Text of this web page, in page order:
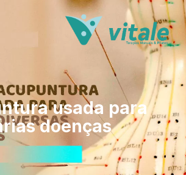
usada para
doenças